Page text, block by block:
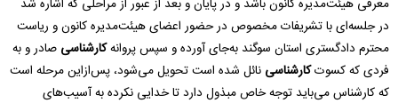
معرفی هیئت‌مدیره کانون باشد و در پایان و بعد از عبور از مراحلی که اشاره شد
در جلسه‌ای با تشریفات مخصوص در حضور اعضای هیئت‌مدیره کانون و ریاست
محترم دادگستری استان سوگند به‌جای آورده و سپس پروانهکارشناسی صادر و به
فردی که کسوتکارشناسی نائل شده است تحویل می‌شود، پس‌ازاین مرحله است
که کارشناس می‌باید توجه خاص مبذول دارد تا خدایی نکرده به آسیب‌های